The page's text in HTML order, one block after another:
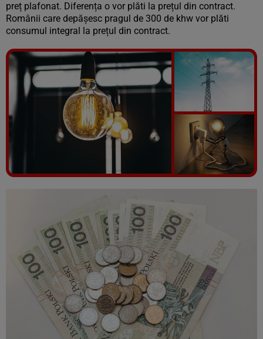
preț plafonat. Diferența o vor plăti la prețul din contract.
Românii care depășesc pragul de 300 de khw vor plăti
consumul integral la prețul din contract.
Vezi galeria foto